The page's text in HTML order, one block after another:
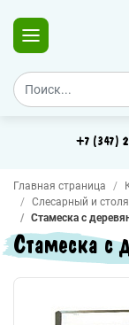
+7 (347)
Главная страница
Слесарный и
Стамеска с
Стамеска с